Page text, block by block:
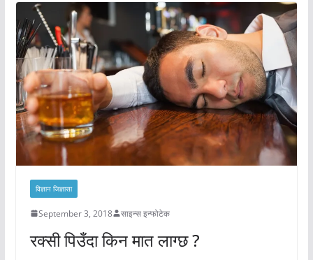
विज्ञान जिज्ञासा
September 3, 2018 साइन्स इन्फोटेक
रक्सी पिउँदा किन मात लाग्छ ?